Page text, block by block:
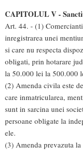
CAPITOLUL V -
Art. 44. - (1)
inregistrarea unei
si care nu respecta
obligati, prin hotarare
la 50.000 lei la 500.000
(2) Amenda civila este
care inmatricularea,
sunt in sarcina unei
persoane obligate la
ele.
(3) Amenda prevazuta